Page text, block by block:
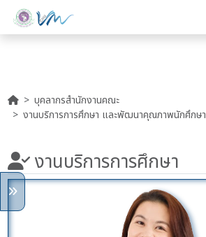
บุคลากรสำนักงานคณะ
งานบริการการศึกษา และพัฒนาคุณภาพนักศึกษา
งานบริการการศึกษา